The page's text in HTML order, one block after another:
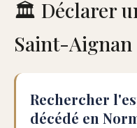
🏛️ Déclarer
Saint-Aignan
Rechercher
décédé en